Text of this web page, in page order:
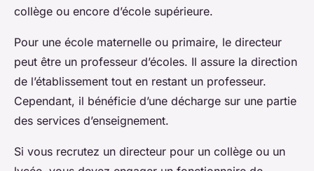
collège ou encore d’école supérieure.
Pour une école maternelle ou primaire, le directeur
peut être un professeur d’écoles. Il assure la direction
de l’établissement tout en restant un professeur.
Cependant, il bénéficie d’une décharge sur une partie
des services d’enseignement.
Si vous recrutez un directeur pour un collège ou un